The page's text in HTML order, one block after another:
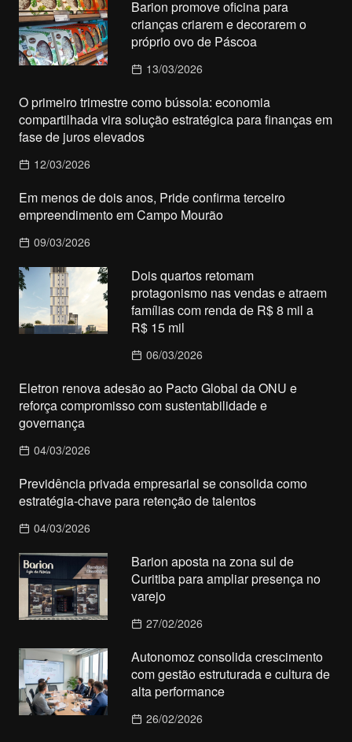
Barion promove oficina para
crianças criarem e decorarem o
próprio ovo de Páscoa
13/03/2026
O primeiro trimestre como bússola: economia
compartilhada vira solução estratégica para finanças em
fase de juros elevados
12/03/2026
Em menos de dois anos, Pride confirma terceiro
empreendimento em Campo Mourão
09/03/2026
Dois quartos retomam
protagonismo nas vendas e atraem
famílias com renda de R$ 8 mil a
R$ 15 mil
06/03/2026
Eletron renova adesão ao Pacto Global da ONU e
reforça compromisso com sustentabilidade e
governança
04/03/2026
Previdência privada empresarial se consolida como
estratégia-chave para retenção de talentos
04/03/2026
Barion aposta na zona sul de
Curitiba para ampliar presença no
varejo
27/02/2026
Autonomoz consolida crescimento
com gestão estruturada e cultura de
alta performance
26/02/2026